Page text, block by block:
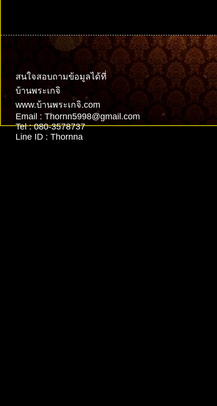
สนใจสอบถามข้อมูลได้ที่
บ้านพระเกจิ
www.บ้านพระเกจิ.com
Email : Thornn5998@gmail.com
Tel : 080-3578737
Line ID : Thornna